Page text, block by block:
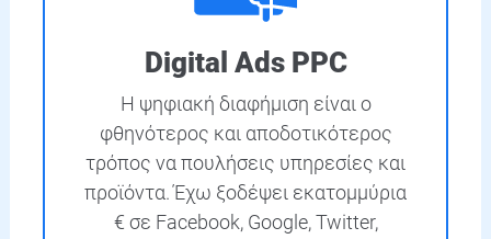
Digital Ads PPC
Η ψηφιακή διαφήμιση είναι ο
φθηνότερος και αποδοτικότερος
τρόπος να πουλήσεις υπηρεσίες και
προϊόντα. Έχω ξοδέψει εκατομμύρια
€ σε Facebook, Google, Twitter,